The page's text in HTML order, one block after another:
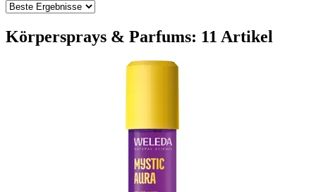
Körpersprays & Parfums: 11 Artikel